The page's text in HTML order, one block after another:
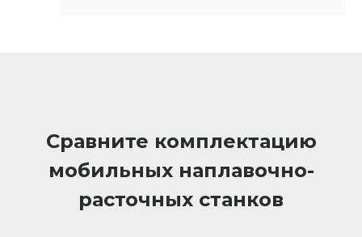
Сравните комплектацию
мобильных наплавочно-
расточных станков